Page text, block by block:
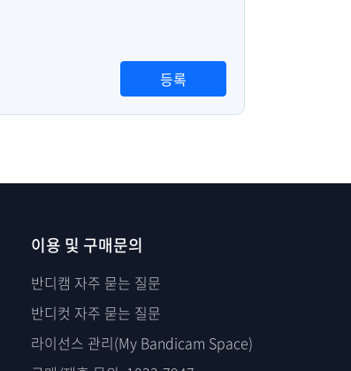
등록
이용 및 구매문의
반디캠 자주 묻는 질문
반디컷 자주 묻는 질문
라이선스 관리(My Bandicam Space)